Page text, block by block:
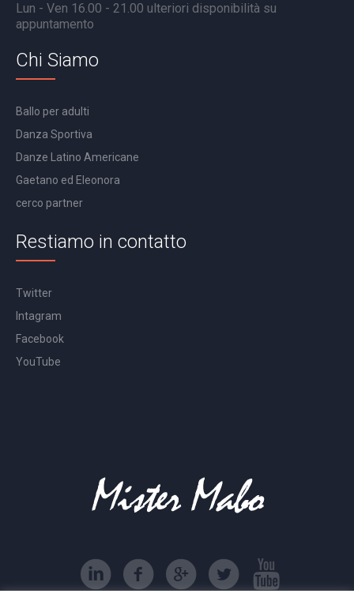
Lun - Ven 16.00 - 21.00 ulteriori disponibilità su
appuntamento
Chi Siamo
Ballo per adulti
Danza Sportiva
Danze Latino Americane
Gaetano ed Eleonora
cerco partner
Restiamo in contatto
Twitter
Intagram
Facebook
YouTube